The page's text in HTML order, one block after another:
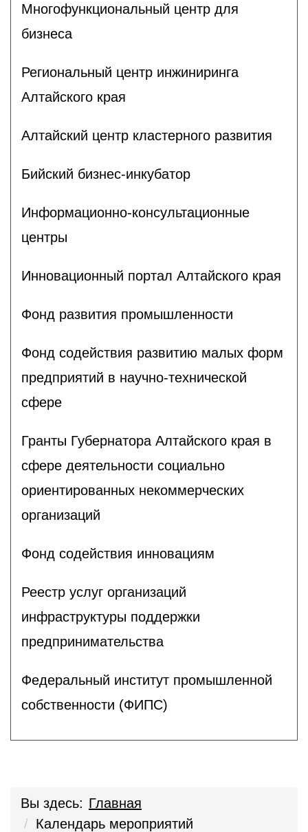
Многофункциональный центр для
бизнеса
Региональный центр инжиниринга
Алтайского края
Алтайский центр кластерного развития
Бийский бизнес-инкубатор
Информационно-консультационные
центры
Инновационный портал Алтайского края
Фонд развития промышленности
Фонд содействия развитию малых форм
предприятий в научно-технической
сфере
Гранты Губернатора Алтайского края в
сфере деятельности социально
ориентированных некоммерческих
организаций
Фонд содействия инновациям
Реестр услуг организаций
инфраструктуры поддержки
предпринимательства
Федеральный институт промышленной
собственности (ФИПС)
Вы здесь: Главная
Календарь мероприятий